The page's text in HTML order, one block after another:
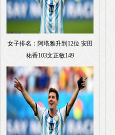
女子排名：阿塔雅升到12位 安田
祐香103文正敏149